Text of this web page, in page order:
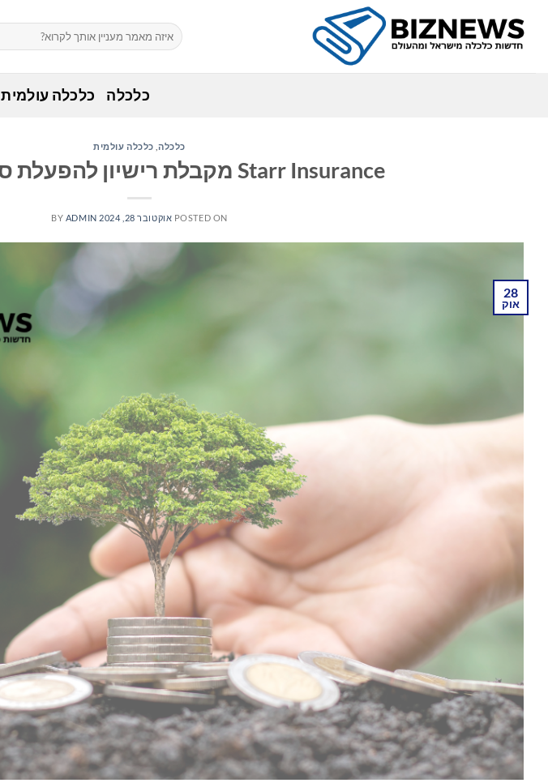
content
כלכלה כלכלה עולמית
כלכלה, כלכלה עולמית
Starr Insurance מקבלת רישיון להפעלת סניף בסיאול
POSTED ON אוקטובר 28, 2024 BY ADMIN
28
אוק